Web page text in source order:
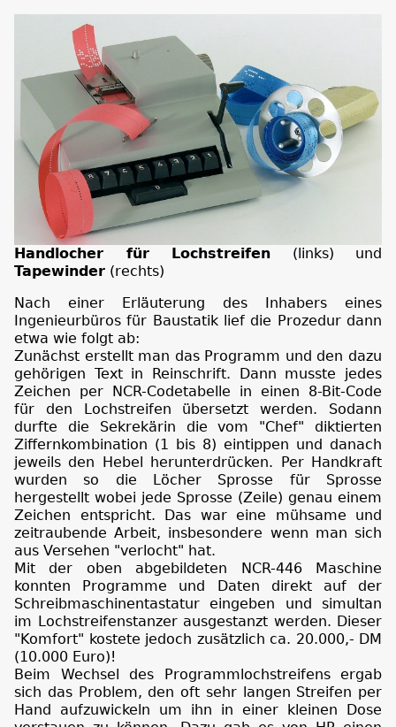
Handlocher für Lochstreifen (links) und
Tapewinder (rechts)
Nach einer Erläuterung des Inhabers eines
Ingenieurbüros für Baustatik lief die Prozedur dann
etwa wie folgt ab:
Zunächst erstellt man das Programm und den dazu
gehörigen Text in Reinschrift. Dann musste jedes
Zeichen per NCR-Codetabelle in einen 8-Bit-Code
für den Lochstreifen übersetzt werden. Sodann
durfte die Sekrekärin die vom "Chef" diktierten
Ziffernkombination (1 bis 8) eintippen und danach
jeweils den Hebel herunterdrücken. Per Handkraft
wurden so die Löcher Sprosse für Sprosse
hergestellt wobei jede Sprosse (Zeile) genau einem
Zeichen entspricht. Das war eine mühsame und
zeitraubende Arbeit, insbesondere wenn man sich
aus Versehen "verlocht" hat.
Mit der oben abgebildeten NCR-446 Maschine
konnten Programme und Daten direkt auf der
Schreibmaschinentastatur eingeben und simultan
im Lochstreifenstanzer ausgestanzt werden. Dieser
"Komfort" kostete jedoch zusätzlich ca. 20.000,- DM
(10.000 Euro)!
Beim Wechsel des Programmlochstreifens ergab
sich das Problem, den oft sehr langen Streifen per
Hand aufzuwickeln um ihn in einer kleinen Dose